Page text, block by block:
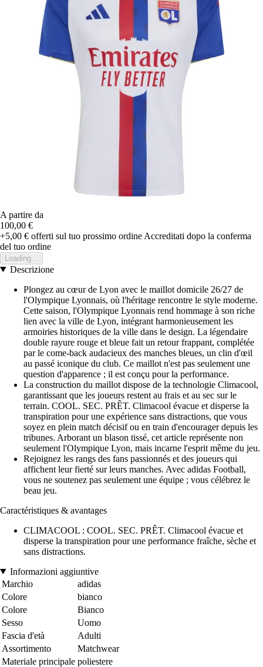
A partire da
100,00 €
+5,00 € offerti sul tuo prossimo ordine Accreditati dopo la conferma
del tuo ordine
Loading...
Descrizione
Plongez au cœur de Lyon avec le maillot domicile 26/27 de
l'Olympique Lyonnais, où l'héritage rencontre le style moderne.
Cette saison, l'Olympique Lyonnais rend hommage à son riche
lien avec la ville de Lyon, intégrant harmonieusement les
armoiries historiques de la ville dans le design. La légendaire
double rayure rouge et bleue fait un retour frappant, complétée
par le come-back audacieux des manches bleues, un clin d'œil
au passé iconique du club. Ce maillot n'est pas seulement une
question d'apparence ; il est conçu pour la performance.
La construction du maillot dispose de la technologie Climacool,
garantissant que les joueurs restent au frais et au sec sur le
terrain. COOL. SEC. PRÊT. Climacool évacue et disperse la
transpiration pour une expérience sans distractions, que vous
soyez en plein match décisif ou en train d'encourager depuis les
tribunes. Arborant un blason tissé, cet article représente non
seulement l'Olympique Lyon, mais incarne l'esprit même du jeu.
Rejoignez les rangs des fans passionnés et des joueurs qui
affichent leur fierté sur leurs manches. Avec adidas Football,
vous ne soutenez pas seulement une équipe ; vous célébrez le
beau jeu.
Caractéristiques & avantages
CLIMACOOL : COOL. SEC. PRÊT. Climacool évacue et
disperse la transpiration pour une performance fraîche, sèche et
sans distractions.
Informazioni aggiuntive
Marchio
adidas
Colore
bianco
Colore
Bianco
Sesso
Uomo
Fascia d'età
Adulti
Assortimento
Matchwear
Materiale principale poliestere